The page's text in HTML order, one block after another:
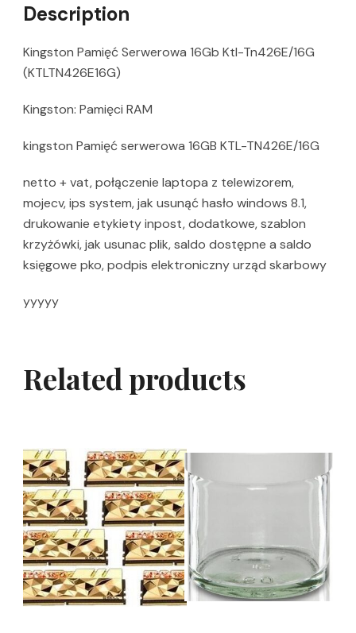
Description
Kingston Pamięć Serwerowa 16Gb Ktl-Tn426E/16G
(KTLTN426E16G)
Kingston: Pamięci RAM
kingston Pamięć serwerowa 16GB KTL-TN426E/16G
netto + vat, połączenie laptopa z telewizorem,
mojecv, ips system, jak usunąć hasło windows 8.1,
drukowanie etykiety inpost, dodatkowe, szablon
krzyżówki, jak usunac plik, saldo dostępne a saldo
księgowe pko, podpis elektroniczny urząd skarbowy
yyyyy
Related products